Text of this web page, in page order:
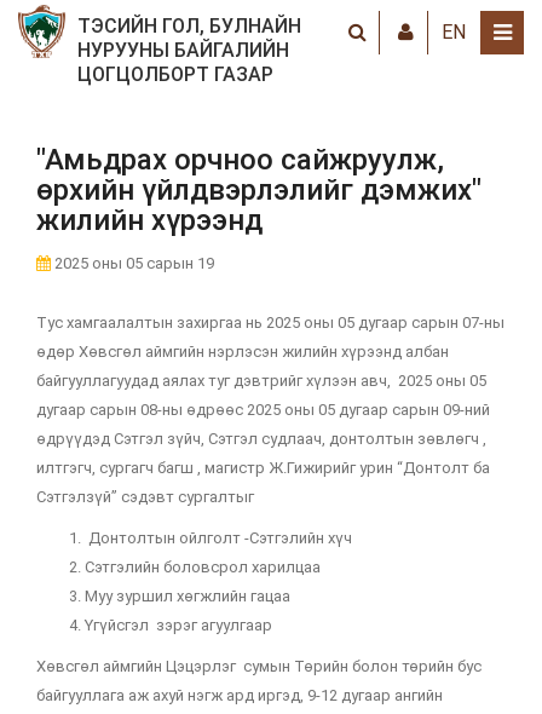
ТЭСИЙН ГОЛ, БУЛНАЙН
НУРУУНЫ БАЙГАЛИЙН
ЦОГЦОЛБОРТ ГАЗАР
EN
"Амьдрах орчноо сайжруулж,
өрхийн үйлдвэрлэлийг дэмжих"
жилийн хүрээнд
2025 оны 05 сарын 19
Тус хамгаалалтын захиргаа нь 2025 оны 05 дугаар сарын 07-ны
өдөр Хөвсгөл аймгийн нэрлэсэн жилийн хүрээнд албан
байгууллагуудад аялах туг дэвтрийг хүлээн авч, 2025 оны 05
дугаар сарын 08-ны өдрөөс 2025 оны 05 дугаар сарын 09-ний
өдрүүдэд Сэтгэл зүйч, Сэтгэл судлаач, донтолтын зөвлөгч ,
илтгэгч, сургагч багш , магистр Ж.Гижирийг урин “Донтолт ба
Сэтгэлзүй” сэдэвт сургалтыг
Донтолтын ойлголт -Сэтгэлийн хүч
Сэтгэлийн боловсрол харилцаа
Муу зуршил хөгжлийн гацаа
Үгүйсгэл зэрэг агуулгаар
Хөвсгөл аймгийн Цэцэрлэг сумын Төрийн болон төрийн бус
байгууллага аж ахуй нэгж ард иргэд, 9-12 дугаар ангийн